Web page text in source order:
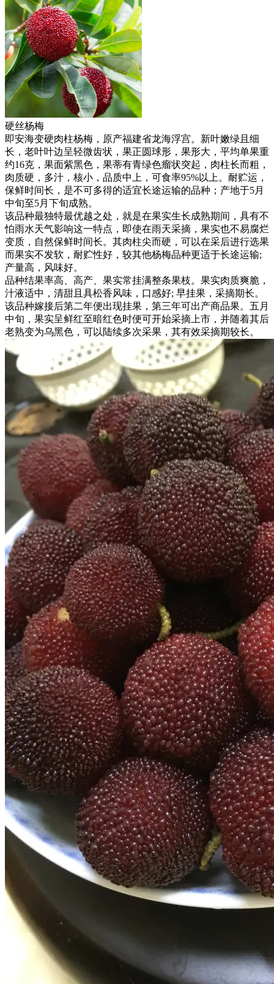
硬丝杨梅
即安海变硬肉柱杨梅，原产福建省龙海浮宫。新叶嫩绿且细
长，老叶叶边呈轻微齿状，果正圆球形，果形大，平均单果重
约16克，果面紫黑色，果蒂有青绿色瘤状突起，肉柱长而粗，
肉质硬，多汁，核小，品质中上，可食率95%以上。耐贮运，
保鲜时间长，是不可多得的适宜长途运输的品种；产地于5月
中旬至5月下旬成熟。
该品种最独特最优越之处，就是在果实生长成熟期间，具有不
怕雨水天气影响这一特点，即使在雨天采摘，果实也不易腐烂
变质，自然保鲜时间长。其肉柱尖而硬，可以在采后进行选果
而果实不发软，耐贮性好，较其他杨梅品种更适于长途运输;
产量高，风味好。
品种结果率高、高产、果实常挂满整条果枝。果实肉质爽脆，
汁液适中，清甜且具松香风味，口感好; 早挂果，采摘期长。
该品种嫁接后第二年便出现挂果，第三年可出产商品果。五月
中旬，果实呈鲜红至暗红色时便可开始采摘上市，并随着其后
老熟变为乌黑色，可以陆续多次采果，其有效采摘期较长。